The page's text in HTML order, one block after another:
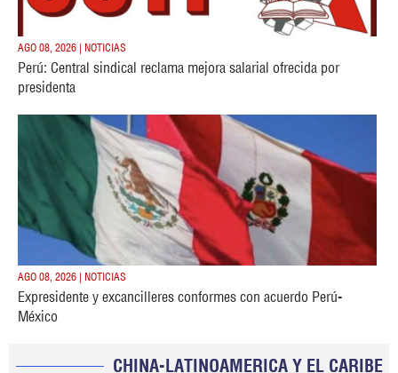
AGO 08, 2026 | NOTICIAS
Perú: Central sindical reclama mejora salarial ofrecida por
presidenta
AGO 08, 2026 | NOTICIAS
Expresidente y excancilleres conformes con acuerdo Perú-
México
CHINA-LATINOAMERICA Y EL CARIBE